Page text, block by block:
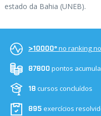
estado da Bahia (UNEB).
>10000ºno ranking
87800 pontos
18 cursos concluídos
895 exercícios